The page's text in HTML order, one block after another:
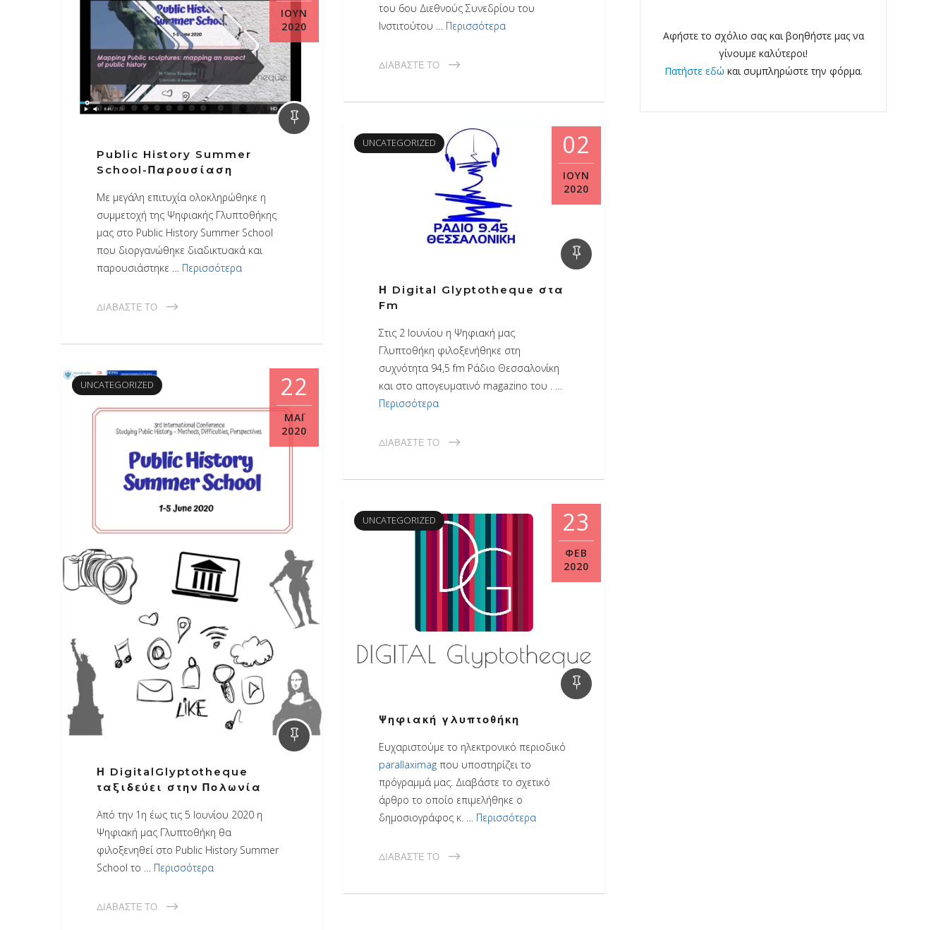
του 6ου Διεθνούς Συνεδρίου του
Ινστιτούτου … Περισσότερα
ΔΙΑΒΆΣΤΕ ΤΟ
ΙΟΎΝ
2020
Public History Summer
School-Παρουσίαση
Με μεγάλη επιτυχία ολοκληρώθηκε η
συμμετοχή της Ψηφιακής Γλυπτοθήκης
μας στο Public History Summer School
που διοργανώθηκε διαδικτυακά και
παρουσιάστηκε … Περισσότερα
ΔΙΑΒΆΣΤΕ ΤΟ
UNCATEGORIZED 02
ΙΟΎΝ
2020
Η Digital Glyptotheque στα
Fm
Στις 2 Ιουνίου η Ψηφιακή μας
Γλυπτοθήκη φιλοξενήθηκε στη
συχνότητα 94,5 fm Ράδιο Θεσσαλονίκη
και στο απογευματινό magazino του . …
Περισσότερα
ΔΙΑΒΆΣΤΕ ΤΟ
UNCATEGORIZED 22
ΜΑΪ́
2020
Η DigitalGlyptotheque
ταξιδεύει στην Πολωνία
Από την 1η έως τις 5 Ιουνίου 2020 η
Ψηφιακή μας Γλυπτοθήκη θα
φιλοξενηθεί στο Public History Summer
School το … Περισσότερα
ΔΙΑΒΆΣΤΕ ΤΟ
UNCATEGORIZED 23
ΦΕΒ
2020
Ψηφιακή γλυπτοθήκη
Ευχαριστούμε το ηλεκτρονικό περιοδικό
parallaximag που υποστηρίζει το
πρόγραμμά μας. Διαβάστε το σχετικό
άρθρο το οποίο επιμελήθηκε ο
δημοσιογράφος κ. … Περισσότερα
ΔΙΑΒΆΣΤΕ ΤΟ
Αφήστε το σχόλιο σας και βοηθήστε μας να
γίνουμε καλύτεροι!
Πατήστε εδώ και συμπληρώστε την φόρμα.